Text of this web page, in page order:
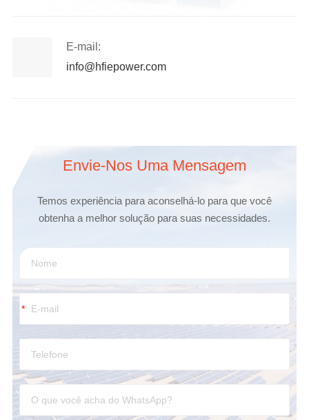
E-mail:
info@hfiepower.com
Envie-Nos Uma Mensagem
Temos experiência para aconselhá-lo para que você
obtenha a melhor solução para suas necessidades.
*